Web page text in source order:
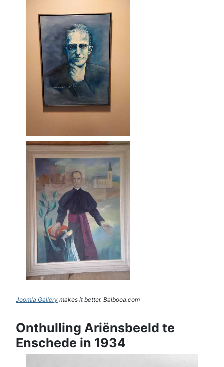
Joomla Gallery makes it better. Balbooa.com
Onthulling Ariënsbeeld te
Enschede in 1934